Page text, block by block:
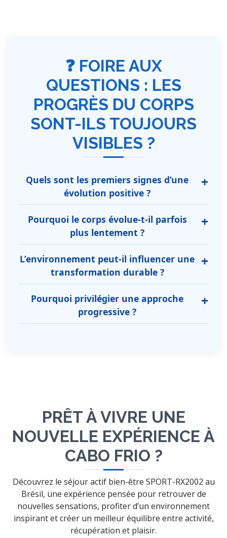
❓ FOIRE AUX
QUESTIONS : LES
PROGRÈS DU CORPS
SONT-ILS TOUJOURS
VISIBLES ?
Quels sont les premiers signes d’une
évolution positive ?
Pourquoi le corps évolue-t-il parfois
plus lentement ?
L’environnement peut-il influencer une
transformation durable ?
Pourquoi privilégier une approche
progressive ?
PRÊT À VIVRE UNE
NOUVELLE EXPÉRIENCE À
CABO FRIO ?
Découvrez le séjour actif bien-être SPORT-RX2002 au
Brésil, une expérience pensée pour retrouver de
nouvelles sensations, profiter d’un environnement
inspirant et créer un meilleur équilibre entre activité,
récupération et plaisir.